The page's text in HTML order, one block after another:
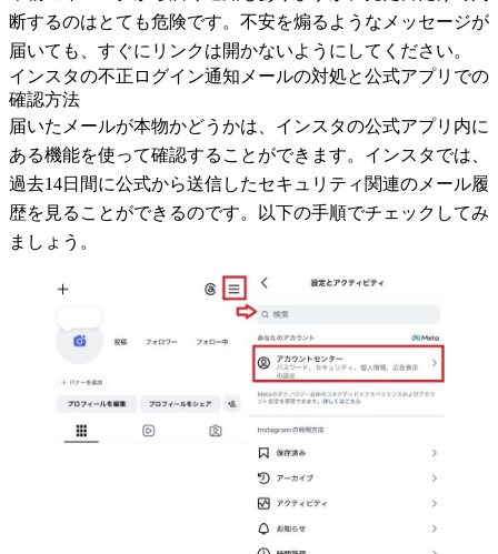
断するのはとても危険です。不安を煽るようなメッセージが
届いても、すぐにリンクは開かないようにしてください。
インスタの不正ログイン通知メールの対処と公式アプリでの
確認方法
届いたメールが本物かどうかは、インスタの公式アプリ内に
ある機能を使って確認することができます。インスタでは、
過去14日間に公式から送信したセキュリティ関連のメール履
歴を見ることができるのです。以下の手順でチェックしてみ
ましょう。